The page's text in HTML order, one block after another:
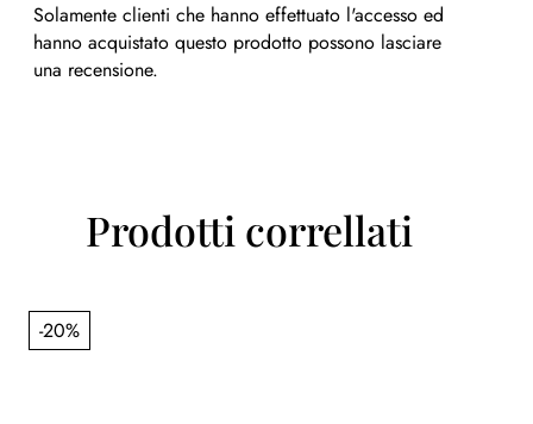
Solamente clienti che hanno effettuato l'accesso ed
hanno acquistato questo prodotto possono lasciare
una recensione.
Prodotti correllati
-20%